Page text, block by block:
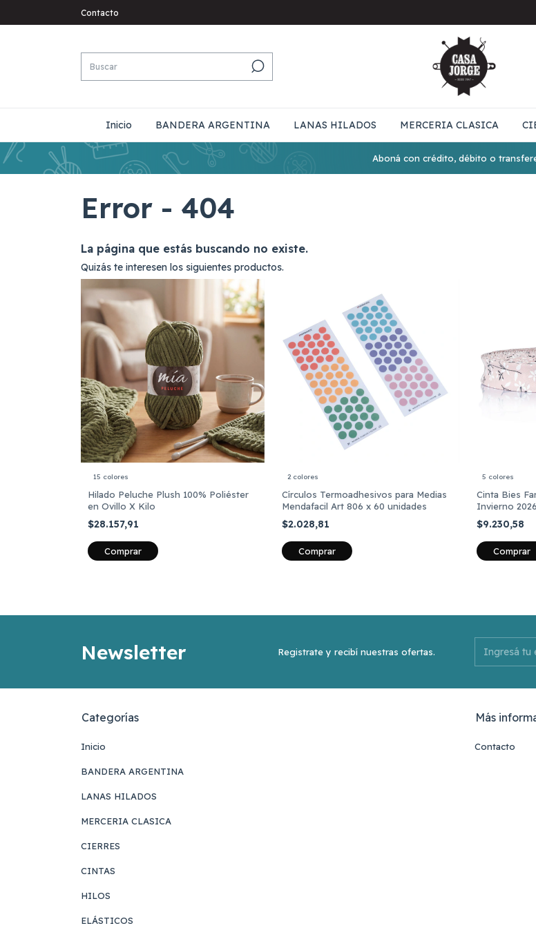
Contacto
Inicio BANDERA ARGENTINA LANAS HILADOS MERCERIA CLASICA
Aboná con crédito, débito o
Error - 404
La página que estás buscando no existe.
Quizás te interesen los siguientes productos.
15 colores
Hilado Peluche Plush 100% Poliéster
en Ovillo X Kilo
$28.157,91
Comprar
2 colores
Círculos Termoadhesivos para Medias
Mendafacil Art 806 x 60 unidades
$2.028,81
Comprar
5 colores
Cinta Bies
Invierno
$9.230,58
Comprar
Newsletter Registrate y recibí nuestras ofertas.
Categorías
Inicio
BANDERA ARGENTINA
LANAS HILADOS
MERCERIA CLASICA
CIERRES
CINTAS
HILOS
ELÁSTICOS
Más
Contacto